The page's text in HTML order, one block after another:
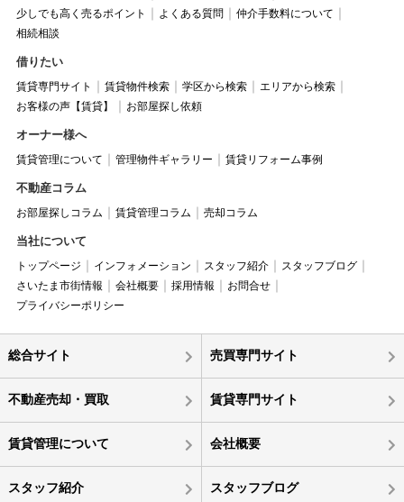
少しでも高く売るポイント
よくある質問
仲介手数料について
相続相談
借りたい
賃貸専門サイト 賃貸物件検索 学区から検索
エリアから検索
お客様の声【賃貸】
お部屋探し依頼
オーナー様へ
賃貸管理について 管理物件ギャラリー 賃貸リフォーム事例
不動産コラム
お部屋探しコラム 賃貸管理コラム 売却コラム
当社について
トップページ インフォメーション スタッフ紹介
スタッフブログ
さいたま市街情報
会社概要 採用情報
お問合せ
プライバシーポリシー
総合サイト 売買専門サイト
不動産売却・買取 賃貸専門サイト
賃貸管理について 会社概要
スタッフ紹介 スタッフブログ